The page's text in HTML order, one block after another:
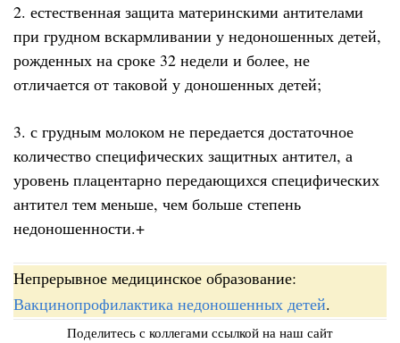
2. естественная защита материнскими антителами
при грудном вскармливании у недоношенных детей,
рожденных на сроке 32 недели и более, не
отличается от таковой у доношенных детей;
3. с грудным молоком не передается достаточное
количество специфических защитных антител, а
уровень плацентарно передающихся специфических
антител тем меньше, чем больше степень
недоношенности.+
Непрерывное медицинское образование:
Вакцинопрофилактика недоношенных детей.
Поделитесь с коллегами ссылкой на наш сайт